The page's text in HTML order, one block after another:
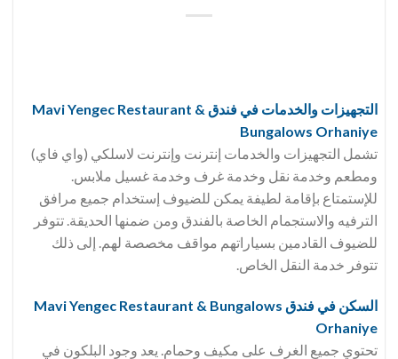
التجهيزات والخدمات في فندق Mavi Yengec Restaurant &
Bungalows Orhaniye
تشمل التجهيزات والخدمات إنترنت وإنترنت لاسلكي (واي فاي)
ومطعم وخدمة نقل وخدمة غرف وخدمة غسيل ملابس.
للإستمتاع بإقامة لطيفة يمكن للضيوف إستخدام جميع مرافق
الترفيه والاستجمام الخاصة بالفندق ومن ضمنها الحديقة. تتوفر
للضيوف القادمين بسياراتهم مواقف مخصصة لهم. إلى ذلك
تتوفر خدمة النقل الخاص.
السكن في فندق Mavi Yengec Restaurant & Bungalows
Orhaniye
تحتوي جميع الغرف على مكيف وحمام. يعد وجود البلكون في